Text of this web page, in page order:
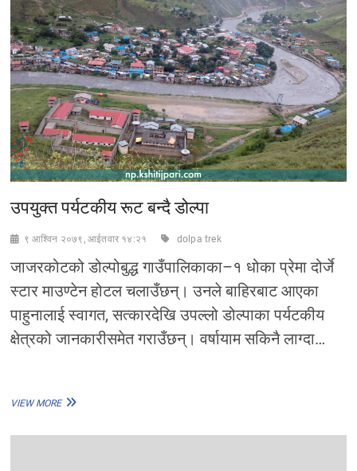
क्यूआर
स्क्यान
गर्दा
१०
प्रतिशत
क्याशब्याक
उपयुक्त पर्यटकीय रूट बन्दै डोल्पा
९ आश्विन २०७९, आईतवार १४:२१ dolpa trek
जाजरकोटको डोल्पोबुद्ध गाउँपालिकाका–१ धोका प्रेमा दोर्जे
स्टार माउण्टेन होटल चलाउँछन्। उनले बाहिरबाट आएका
पाहुनालाई स्वागत, सत्कारदेखि उपल्लो डोल्पाका पर्यटकीय
क्षेत्रको जानकारीसमेत गराउँछन्। वर्षायाम सकिनै लाग्दा…
VIEW MOREउपयुक्त